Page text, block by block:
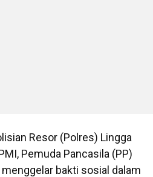
Resor (Polres) Lingga
Pemuda Pancasila (PP)
bakti sosial dalam